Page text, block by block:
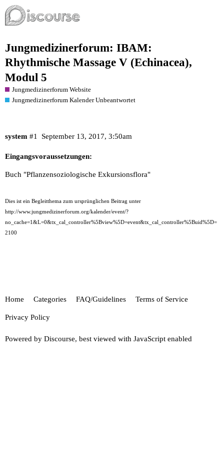
Jungmedizinerforum: IBAM:
Rhythmische Massage V (Echinacea),
Modul 5
Jungmedizinerforum Website
Jungmedizinerforum Kalender Unbeantwortet
system September 13, 2017, 3:50am
#1
Eingangsvoraussetzungen:
Buch "Pflanzensoziologische Exkursionsflora"
Dies ist ein Begleitthema zum ursprünglichen Beitrag unter
http://www.jungmedizinerforum.org/kalender/event/?
no_cache=1&L=0&tx_cal_controller%5Bview%5D=event&tx_cal_controller%5Buid%5D=
2100
Home Categories FAQ/Guidelines Terms of Service
Privacy Policy
Powered by Discourse, best viewed with JavaScript enabled